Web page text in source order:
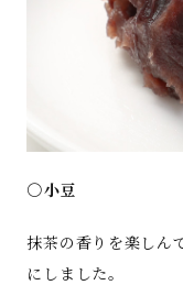
○小豆
抹茶の香りを楽しん
にしました。